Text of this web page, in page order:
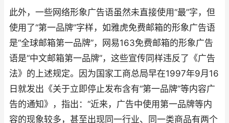
此外，一些网络形象广告语虽然未直接使用“最”字，但
使用了“第一品牌”字样，如雅虎免费邮箱的形象广告语
是“全球邮箱第一品牌”，网易163免费邮箱的形象广告
语是“中文邮箱第一品牌”，这些宣传同样违反了《广告
法》的上述规定。因为国家工商总局早在1997年9月16
日就发出《关于立即停止发布含有“第一品牌”等内容广
告的通知》，指出：“近来，广告中使用第一品牌等内
容的现象较多，甚至出现同一行业、同一类商品有两个